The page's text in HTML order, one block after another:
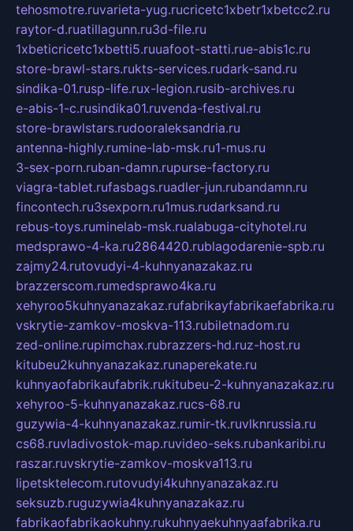
tehosmotre.ruvarieta-yug.rucricetc1xbetr1xbetcc2.ru
raytor-d.ruatillagunn.ru3d-file.ru
1xbeticricetc1xbetti5.ruuafoot-statti.rue-abis1c.ru
store-brawl-stars.rukts-services.rudark-sand.ru
sindika-01.rusp-life.rux-legion.rusib-archives.ru
e-abis-1-c.rusindika01.ruvenda-festival.ru
store-brawlstars.rudooraleksandria.ru
antenna-highly.rumine-lab-msk.ru1-mus.ru
3-sex-porn.ruban-damn.rupurse-factory.ru
viagra-tablet.rufasbags.ruadler-jun.rubandamn.ru
fincontech.ru3sexporn.ru1mus.rudarksand.ru
rebus-toys.ruminelab-msk.rualabuga-cityhotel.ru
medsprawo-4-ka.ru2864420.rublagodarenie-spb.ru
zajmy24.rutovudyi-4-kuhnyanazakaz.ru
brazzerscom.rumedsprawo4ka.ru
xehyroo5kuhnyanazakaz.rufabrikayfabrikaefabrika.ru
vskrytie-zamkov-moskva-113.rubiletnadom.ru
zed-online.rupimchax.rubrazzers-hd.ruz-host.ru
kitubeu2kuhnyanazakaz.runaperekate.ru
kuhnyaofabrikaufabrik.rukitubeu-2-kuhnyanazakaz.ru
xehyroo-5-kuhnyanazakaz.rucs-68.ru
guzywia-4-kuhnyanazakaz.rumir-tk.ruvlknrussia.ru
cs68.ruvladivostok-map.ruvideo-seks.rubankaribi.ru
raszar.ruvskrytie-zamkov-moskva113.ru
lipetsktelecom.rutovudyi4kuhnyanazakaz.ru
seksuzb.ruguzywia4kuhnyanazakaz.ru
fabrikaofabrikaokuhny.rukuhnyaekuhnyaafabrika.ru